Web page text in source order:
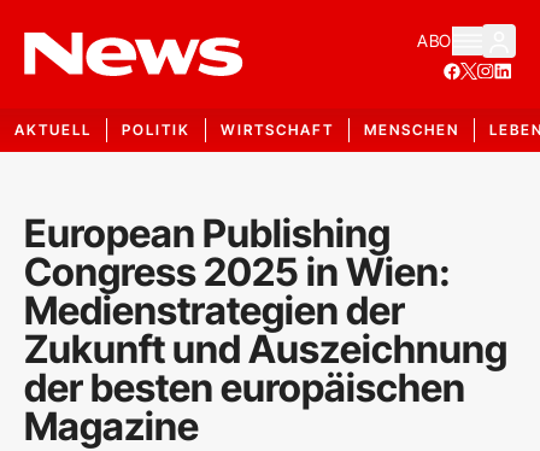
ABO
AKTUELL POLITIK WIRTSCHAFT MENSCHEN
European Publishing
Congress 2025 in Wien:
Medienstrategien der
Zukunft und Auszeichnung
der besten europäischen
Magazine